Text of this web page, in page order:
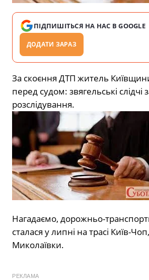
ПІДПИШІТЬСЯ НА НАС В GOOGLE
ДОДАТИ ЗАРАЗ
За скоєння ДТП житель
перед судом: звягельські
розслідування.
Нагадаємо, дорожньо-
сталася у липні на трасі Київ-
Миколаївки.
РЕКЛАМА